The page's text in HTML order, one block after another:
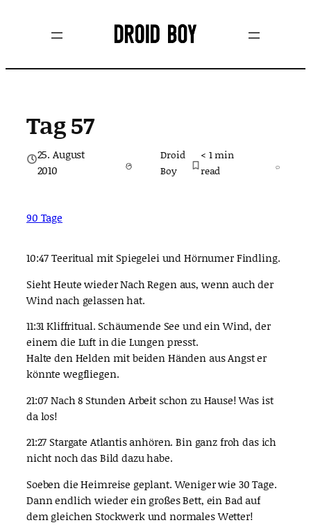
Tag 57
25. August
2010
Droid
Boy
< 1min
read
90 Tage
10:47 Teeritual mit Spiegelei und Hörnumer Findling.
Sieht Heute wieder Nach Regen aus, wenn auch der
Wind nach gelassen hat.
11:31 Kliffritual. Schäumende See und ein Wind, der
einem die Luft in die Lungen presst.
Halte den Helden mit beiden Händen aus Angst er
könnte wegfliegen.
21:07 Nach 8 Stunden Arbeit schon zu Hause! Was ist
da los!
21:27 Stargate Atlantis anhören. Bin ganz froh das ich
nicht noch das Bild dazu habe.
Soeben die Heimreise geplant. Weniger wie 30 Tage.
Dann endlich wieder ein großes Bett, ein Bad auf
dem gleichen Stockwerk und normales Wetter!